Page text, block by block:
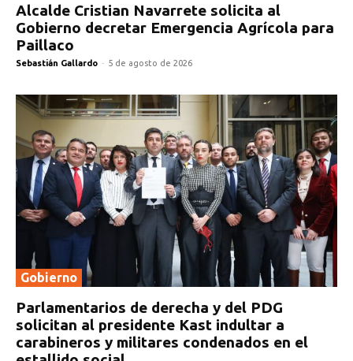
Alcalde Cristian Navarrete solicita al
Gobierno decretar Emergencia Agrícola para
Paillaco
Sebastián Gallardo - 5 de agosto de 2026
Gobierno
Parlamentarios de derecha y del PDG
solicitan al presidente Kast indultar a
carabineros y militares condenados en el